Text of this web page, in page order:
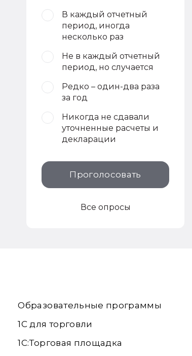
В каждый отчетный
период, иногда
несколько раз
Не в каждый отчетный
период, но случается
Редко – один-два раза
за год
Никогда не сдавали
уточненные расчеты и
декларации
Проголосовать
Все опросы
Образовательные программы
1С для торговли
1С:Торговая площадка